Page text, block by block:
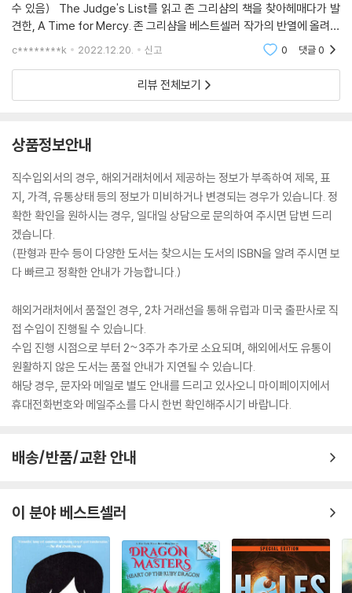
수 있음) The Judge's List를 읽고 존 그리샴의 책을 찾아헤매다가 발
견한, A Time for Mercy. 존 그리샴을 베스트셀러 작가의 반열에 올려준
(?) A Time to Kill의 속편이라고 볼 수 있다. Jake Brigance가 주인공
c********k 2022.12.20. 신고 0 댓글0
리뷰 전체보기
상품정보안내
직수입외서의 경우, 해외거래처에서 제공하는 정보가 부족하여 제목, 표
지, 가격, 유통상태 등의 정보가 미비하거나 변경되는 경우가 있습니다. 정
확한 확인을 원하시는 경우, 일대일 상담으로 문의하여 주시면 답변 드리
겠습니다.
(판형과 판수 등이 다양한 도서는 찾으시는 도서의 ISBN을 알려 주시면 보
다 빠르고 정확한 안내가 가능합니다.)
해외거래처에서 품절인 경우, 2차 거래선을 통해 유럽과 미국 출판사로 직
접 수입이 진행될 수 있습니다.
수입 진행 시점으로 부터 2~3주가 추가로 소요되며, 해외에서도 유통이
원활하지 않은 도서는 품절 안내가 지연될 수 있습니다.
해당 경우, 문자와 메일로 별도 안내를 드리고 있사오니 마이페이지에서
휴대전화번호와 메일주소를 다시 한번 확인해주시기 바랍니다.
배송/반품/교환 안내
이 분야 베스트셀러